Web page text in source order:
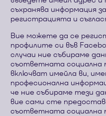
съхранява информация
регистрацията и
Вие можете да се
профилите си във
случаи ние събираме
съответната социална
включват имейла ви,
професионална
че ние събираме тези
вие сами сте
съответната социална